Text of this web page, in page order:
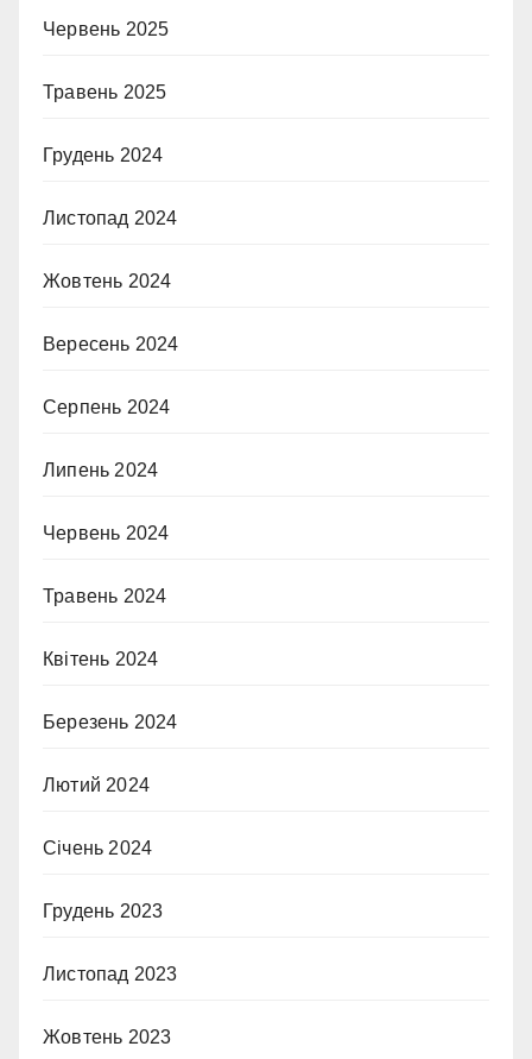
Червень 2025
Травень 2025
Грудень 2024
Листопад 2024
Жовтень 2024
Вересень 2024
Серпень 2024
Липень 2024
Червень 2024
Травень 2024
Квітень 2024
Березень 2024
Лютий 2024
Січень 2024
Грудень 2023
Листопад 2023
Жовтень 2023